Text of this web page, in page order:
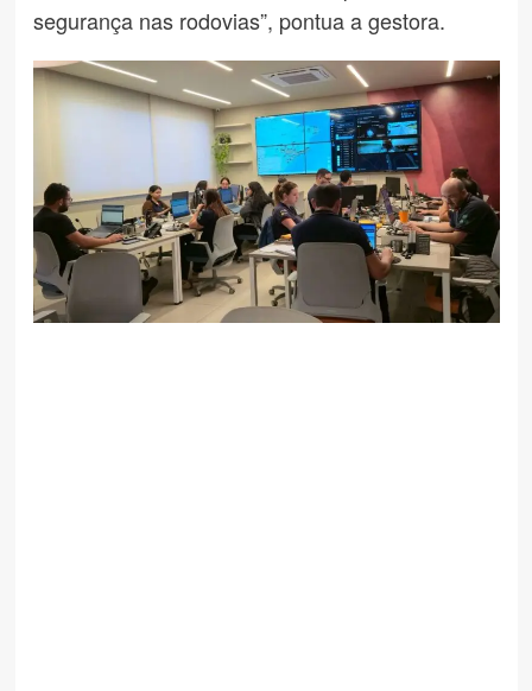
segurança nas rodovias”, pontua a gestora.